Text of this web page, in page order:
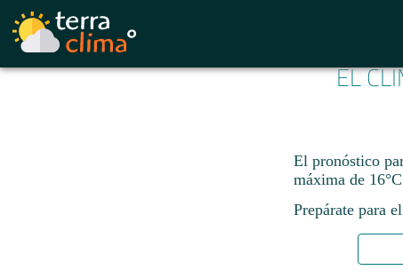
EL
El pronóstico
máxima de
Prepárate para